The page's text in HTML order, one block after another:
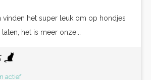
vinden het super leuk om op hondjes
het is meer onze...
actief